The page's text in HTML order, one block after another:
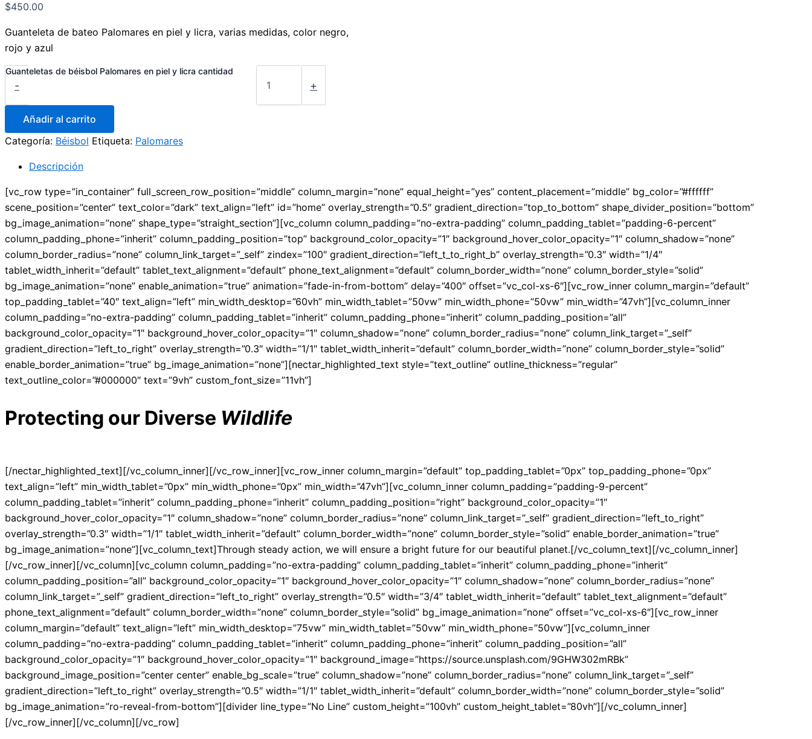
$450.00
Guanteleta de bateo Palomares en piel y licra, varias medidas, color negro,
rojo y azul
-
Guanteletas de béisbol Palomares en piel y licra cantidad
+
Añadir al carrito
Categoría: Béisbol Etiqueta: Palomares
Descripción
[vc_row type=”in_container” full_screen_row_position=”middle” column_margin=”none” equal_height=”yes” content_placement=”middle” bg_color=”#ffffff”
scene_position=”center” text_color=”dark” text_align=”left” id=”home” overlay_strength=”0.5″ gradient_direction=”top_to_bottom” shape_divider_position=”bottom”
bg_image_animation=”none” shape_type=”straight_section”][vc_column column_padding=”no-extra-padding” column_padding_tablet=”padding-6-percent”
column_padding_phone=”inherit” column_padding_position=”top” background_color_opacity=”1″ background_hover_color_opacity=”1″ column_shadow=”none”
column_border_radius=”none” column_link_target=”_self” zindex=”100″ gradient_direction=”left_t_to_right_b” overlay_strength=”0.3″ width=”1/4″
tablet_width_inherit=”default” tablet_text_alignment=”default” phone_text_alignment=”default” column_border_width=”none” column_border_style=”solid”
bg_image_animation=”none” enable_animation=”true” animation=”fade-in-from-bottom” delay=”400″ offset=”vc_col-xs-6″][vc_row_inner column_margin=”default”
top_padding_tablet=”40″ text_align=”left” min_width_desktop=”60vh” min_width_tablet=”50vw” min_width_phone=”50vw” min_width=”47vh”][vc_column_inner
column_padding=”no-extra-padding” column_padding_tablet=”inherit” column_padding_phone=”inherit” column_padding_position=”all”
background_color_opacity=”1″ background_hover_color_opacity=”1″ column_shadow=”none” column_border_radius=”none” column_link_target=”_self”
gradient_direction=”left_to_right” overlay_strength=”0.3″ width=”1/1″ tablet_width_inherit=”default” column_border_width=”none” column_border_style=”solid”
enable_border_animation=”true” bg_image_animation=”none”][nectar_highlighted_text style=”text_outline” outline_thickness=”regular”
text_outline_color=”#000000″ text=”9vh” custom_font_size=”11vh”]
Protecting our Diverse Wildlife
[/nectar_highlighted_text][/vc_column_inner][/vc_row_inner][vc_row_inner column_margin=”default” top_padding_tablet=”0px” top_padding_phone=”0px”
text_align=”left” min_width_tablet=”0px” min_width_phone=”0px” min_width=”47vh”][vc_column_inner column_padding=”padding-9-percent”
column_padding_tablet=”inherit” column_padding_phone=”inherit” column_padding_position=”right” background_color_opacity=”1″
background_hover_color_opacity=”1″ column_shadow=”none” column_border_radius=”none” column_link_target=”_self” gradient_direction=”left_to_right”
overlay_strength=”0.3″ width=”1/1″ tablet_width_inherit=”default” column_border_width=”none” column_border_style=”solid” enable_border_animation=”true”
bg_image_animation=”none”][vc_column_text]Through steady action, we will ensure a bright future for our beautiful planet.[/vc_column_text][/vc_column_inner]
[/vc_row_inner][/vc_column][vc_column column_padding=”no-extra-padding” column_padding_tablet=”inherit” column_padding_phone=”inherit”
column_padding_position=”all” background_color_opacity=”1″ background_hover_color_opacity=”1″ column_shadow=”none” column_border_radius=”none”
column_link_target=”_self” gradient_direction=”left_to_right” overlay_strength=”0.5″ width=”3/4″ tablet_width_inherit=”default” tablet_text_alignment=”default”
phone_text_alignment=”default” column_border_width=”none” column_border_style=”solid” bg_image_animation=”none” offset=”vc_col-xs-6″][vc_row_inner
column_margin=”default” text_align=”left” min_width_desktop=”75vw” min_width_tablet=”50vw” min_width_phone=”50vw”][vc_column_inner
column_padding=”no-extra-padding” column_padding_tablet=”inherit” column_padding_phone=”inherit” column_padding_position=”all”
background_color_opacity=”1″ background_hover_color_opacity=”1″ background_image=”https://source.unsplash.com/9GHW302mRBk”
background_image_position=”center center” enable_bg_scale=”true” column_shadow=”none” column_border_radius=”none” column_link_target=”_self”
gradient_direction=”left_to_right” overlay_strength=”0.5″ width=”1/1″ tablet_width_inherit=”default” column_border_width=”none” column_border_style=”solid”
bg_image_animation=”ro-reveal-from-bottom”][divider line_type=”No Line” custom_height=”100vh” custom_height_tablet=”80vh”][/vc_column_inner]
[/vc_row_inner][/vc_column][/vc_row]